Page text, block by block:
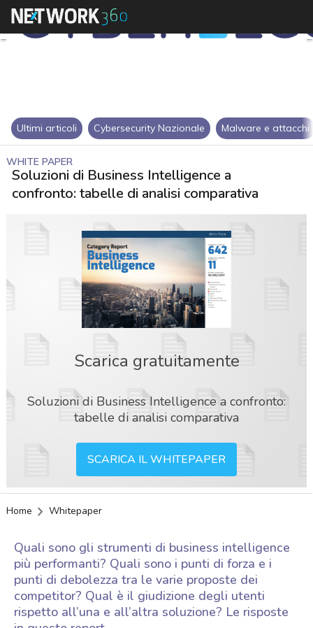
Ultimi articoli Cybersecurity Nazionale Malware e attacchi
WHITE PAPER
Soluzioni di Business Intelligence a
confronto: tabelle di analisi comparativa
Scarica gratuitamente
Soluzioni di Business Intelligence a confronto:
tabelle di analisi comparativa
SCARICA IL WHITEPAPER
Home Whitepaper
Quali sono gli strumenti di business intelligence
più performanti? Quali sono i punti di forza e i
punti di debolezza tra le varie proposte dei
competitor? Qual è il giudizione degli utenti
rispetto all’una e all’altra soluzione? Le risposte